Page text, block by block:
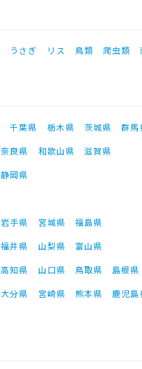
うさぎ リス 鳥類 爬虫類
千葉県 栃木県 茨城県
群馬
奈良県 和歌山県
滋賀県
静岡県
岩手県 宮城県
福島県
福井県 山梨県
富山県
高知県 山口県 鳥取県 島根県
大分県 宮崎県 熊本県 鹿児島